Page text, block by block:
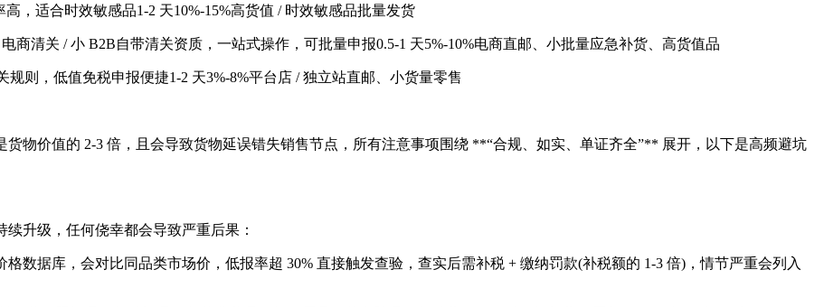
适合时效敏感品1-2 天10%-15%高货值 / 时效敏感品批量发货
清关 / 小 B2B自带清关资质，一站式操作，可批量申报0.5-1 天5%-10%电商直邮、小批量应急补货、高货值品
，低值免税申报便捷1-2 天3%-8%平台店 / 独立站直邮、小货量零售
价值的 2-3 倍，且会导致货物延误错失销售节点，所有注意事项围绕 **“合规、如实、单证齐全”** 展开，以下是高频避坑
升级，任何侥幸都会导致严重后果：
据库，会对比同品类市场价，低报率超 30% 直接触发查验，查实后需补税 + 缴纳罚款(补税额的 1-3 倍)，情节严重会列入